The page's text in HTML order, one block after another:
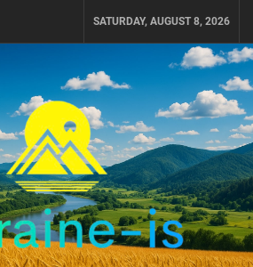
SATURDAY, AUGUST 8, 2026